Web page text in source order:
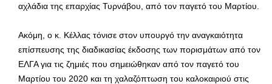
αχλάδια της επαρχίας Τυρνάβου, από τον παγετό του Μαρτίου.
Ακόμη, ο κ. Κέλλας τόνισε στον υπουργό την αναγκαιότητα
επίσπευσης της διαδικασίας έκδοσης των πορισμάτων από τον
ΕΛΓΑ για τις ζημιές που σημειώθηκαν από τον παγετό του
Μαρτίου του 2020 και τη χαλαζόπτωση του καλοκαιριού στις